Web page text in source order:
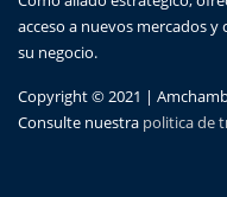
acceso a nuevos mercados
su negocio.
Copyright © 2021 |
Consulte nuestra politica de